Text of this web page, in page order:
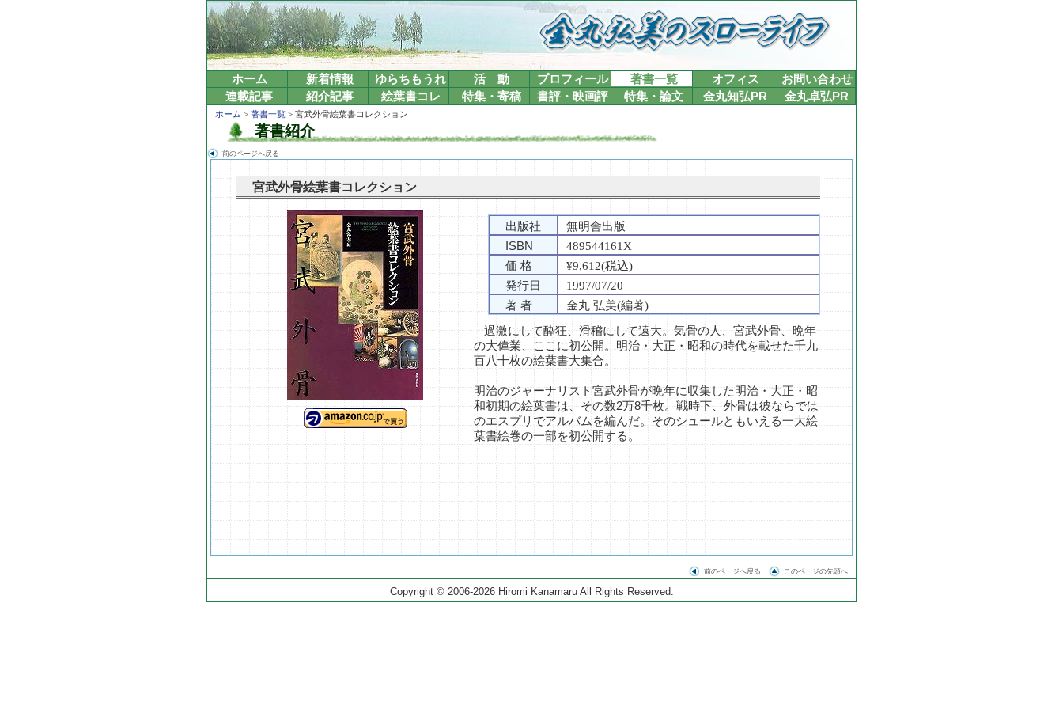
ホーム 新着情報 ゆらちもうれ 活 動 プロフィール 著書一覧 オフィス
お問い合わせ
連載記事
紹介記事 絵葉書コレ 特集・寄稿 書評・映画評 特集・論文 金丸知弘PR 金丸卓弘PR
ホーム > 著書一覧 > 宮武外骨絵葉書コレクション
著書紹介
前のページへ戻る
宮武外骨絵葉書コレクション
出版社
無明舎出版
ISBN
489544161X
価 格
¥9,612(税込)
発行日
1997/07/20
著 者
金丸 弘美(編著)
過激にして酔狂、滑稽にして遠大。気骨の人、宮武外骨、晩年
の大偉業、ここに初公開。明治・大正・昭和の時代を載せた千九
百八十枚の絵葉書大集合。
明治のジャーナリスト宮武外骨が晩年に収集した明治・大正・昭
和初期の絵葉書は、その数2万8千枚。戦時下、外骨は彼ならでは
のエスプリでアルバムを編んだ。そのシュールともいえる一大絵
葉書絵巻の一部を初公開する。
前のページへ戻る このページの先頭へ
Copyright © 2006-2026 Hiromi Kanamaru All Rights Reserved.